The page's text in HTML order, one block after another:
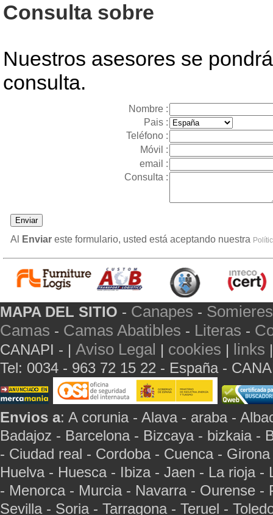
Consulta sobre
Nuestros asesores se
consulta.
Nombre :
Pais :
Teléfono :
Móvil :
email :
Consulta :
Al Enviar este formulario, usted está aceptando nuestra
MAPA DEL SITIO - Canapes - Somieres
Camas - Camas Abatibles - Literas -
CANAPI - | Aviso Legal | cookies | links
Tel: 0034 - 963 72 15 22 - España -
Envios a: A corunia - Alava - araba -
Badajoz - Barcelona - Bizcaya - bizkaia -
- Ciudad real - Cordoba - Cuenca -
Huelva - Huesca - Ibiza - Jaen - La rioja
- Menorca - Murcia - Navarra - Ourense
Sevilla - Soria - Tarragona - Teruel -